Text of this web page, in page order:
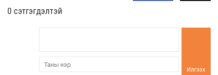
0 cэтгэгдэлтэй
Илгээх